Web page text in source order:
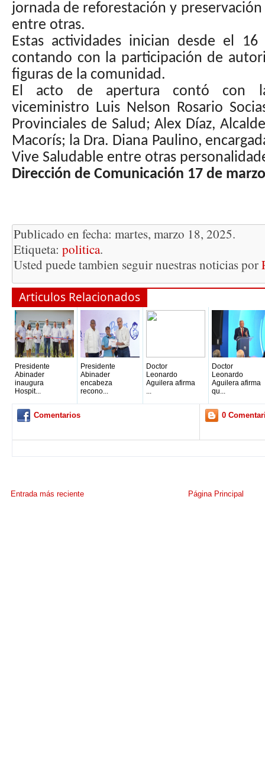
jornada de reforestación y
entre otras.
Estas actividades inician desde el
contando con la participación de
figuras de la comunidad.
El acto de apertura contó con
viceministro Luis Nelson Rosario
Provinciales de Salud; Alex Díaz,
Macorís; la Dra. Diana Paulino,
Vive Saludable entre otras
Dirección de Comunicación 17 de
Publicado en fecha: martes, marzo 18, 2025.
Etiqueta: politica.
Usted puede tambien seguir nuestras noticias por
Articulos Relacionados
Presidente
Abinader
inaugura
Hospit...
Presidente
Abinader
encabeza
recono...
Doctor
Leonardo
Aguilera afirma
...
Doctor
Leonardo
Aguilera afirma
qu...
Comentarios 0
Entrada más reciente Página Principal